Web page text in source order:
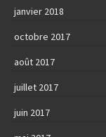
janvier 2018
octobre 2017
août 2017
juillet 2017
juin 2017